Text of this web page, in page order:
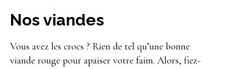
Nos viandes
Vous avez les crocs ? Rien de tel qu’une bonne
viande rouge pour apaiser votre faim. Alors, fiez-